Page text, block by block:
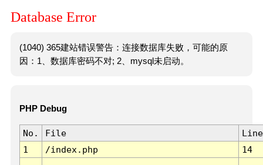
Database Error
(1040) 365建站错误警告：连接数据库失败，可能的原
因：1、数据库密码不对; 2、mysql未启动。
PHP Debug
No. File
Line
1
/index.php 14